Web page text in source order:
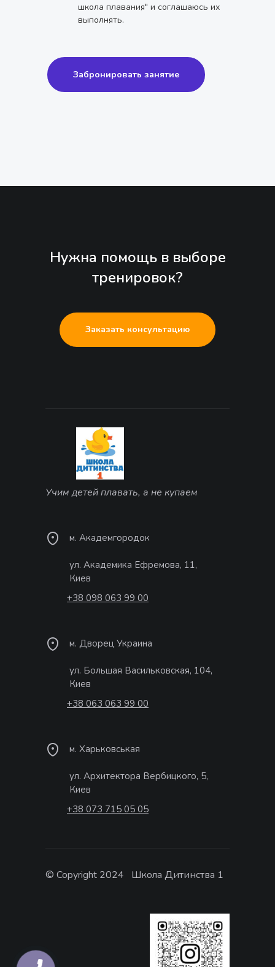
школа плавания" и соглашаюсь их
выполнять.
Забронировать занятие
Нужна помощь в выборе
тренировок?
Заказать консультацию
Учим детей плавать, а не купаем
м. Академгородок
ул. Академика Ефремова, 11,
Киев
+38 098 063 99 00
м. Дворец Украина
ул. Большая Васильковская, 104,
Киев
+38 063 063 99 00
м. Харьковськая
ул. Архитектора Вербицкого, 5,
Киев
+38 073 715 05 05
© Copyright 2024 Школа Дитинства 1